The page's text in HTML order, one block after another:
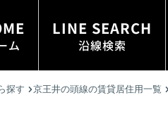
ム
LINE SEARCH
沿線検索
探す 京王井の頭線の賃貸居住用一覧